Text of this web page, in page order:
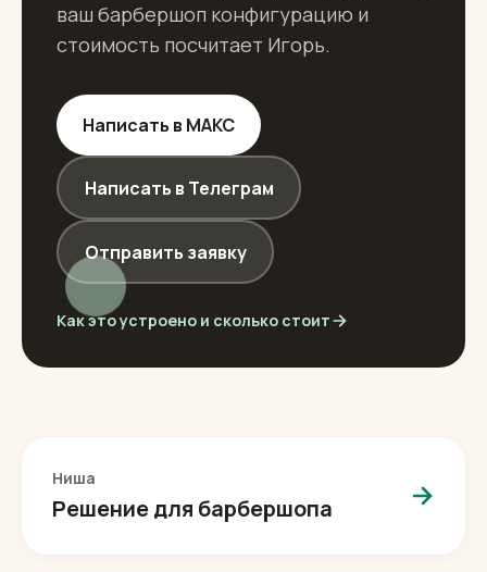
ваш барбершоп конфигурацию и
стоимость посчитает Игорь.
Написать в МАКС
Написать в Телеграм
Отправить заявку
Как это устроено и сколько стоит
Ниша
Решение для барбершопа